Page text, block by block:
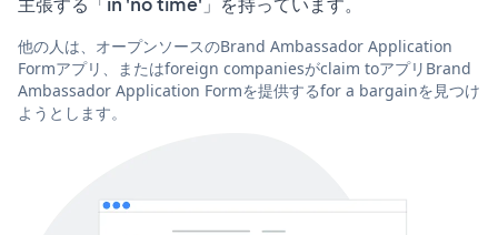
他の人は、オープンソースのBrand Ambassador Application
Formアプリ、またはforeign companiesがclaim toアプリBrand
Ambassador Application Formを提供するfor a bargainを見つけ
ようとします。